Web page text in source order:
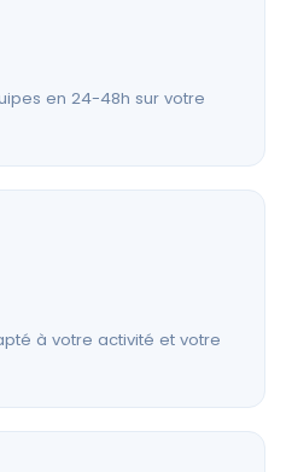
en 24-48h sur votre
à votre activité et votre